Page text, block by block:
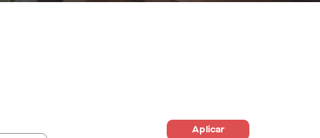
Aplicar